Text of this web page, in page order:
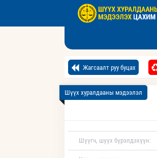
Жагсаалт руу буцах
Шүүх хуралдааны мэдээлэл
Шүүгч, шүүх бүрэлдэхүүн: